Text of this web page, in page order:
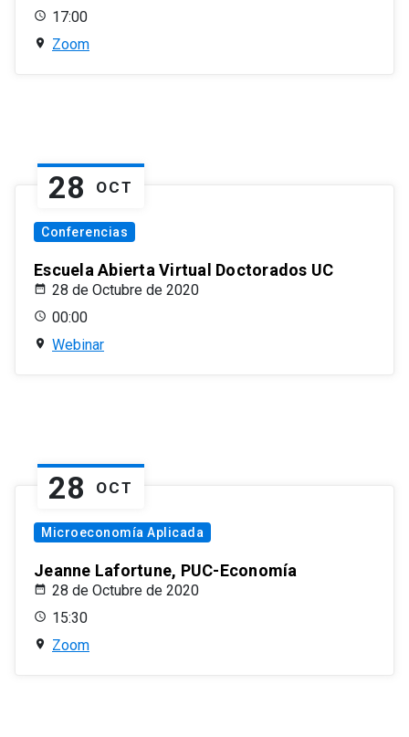
17:00
Zoom
28 OCT
Conferencias
Escuela Abierta Virtual Doctorados UC
28 de Octubre de 2020
00:00
Webinar
28 OCT
Microeconomía Aplicada
Jeanne Lafortune, PUC-Economía
28 de Octubre de 2020
15:30
Zoom